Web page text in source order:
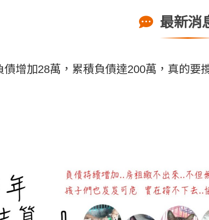
最新消
債增加28萬，累積負債達200萬，真的要